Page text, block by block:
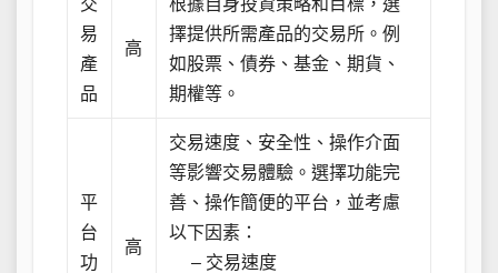
易
產
品
高
擇提供所需產品的交易所。例
如股票、債券、基金、期貨、
期權等。
平
台
功
高
交易速度、安全性、操作介面
等影響交易體驗。選擇功能完
善、操作簡便的平台，並考慮
以下因素：
– 交易速度